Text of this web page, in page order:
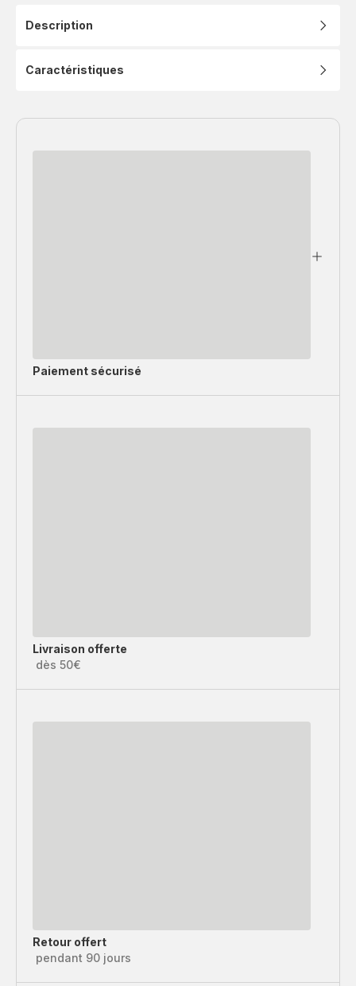
Description
Caractéristiques
Paiement sécurisé
Livraison offerte
dès 50€
Retour offert
pendant 90 jours